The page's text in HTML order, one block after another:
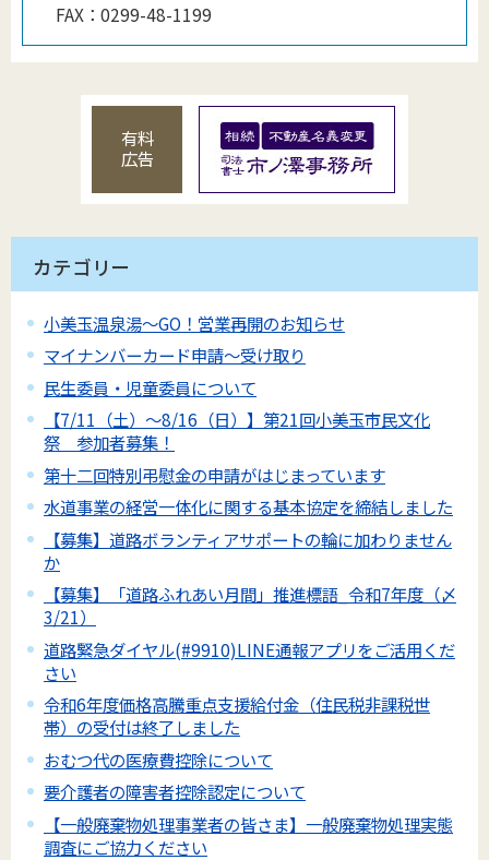
FAX： 0299-48-1199
有料
広告
カテゴリー
小美玉温泉湯～GO！営業再開のお知らせ
マイナンバーカード申請～受け取り
民生委員・児童委員について
【7/11（土）～8/16（日）】第21回小美玉市民文化
祭 参加者募集！
第十二回特別弔慰金の申請がはじまっています
水道事業の経営一体化に関する基本協定を締結しました
【募集】道路ボランティアサポートの輪に加わりません
か
【募集】「道路ふれあい月間」推進標語_令和7年度（〆
3/21）
道路緊急ダイヤル(#9910)LINE通報アプリをご活用くだ
さい
令和6年度価格高騰重点支援給付金（住民税非課税世
帯）の受付は終了しました
おむつ代の医療費控除について
要介護者の障害者控除認定について
【一般廃棄物処理事業者の皆さま】一般廃棄物処理実態
調査にご協力ください